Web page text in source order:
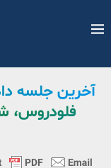
آخرین جلسه
فلودروس،